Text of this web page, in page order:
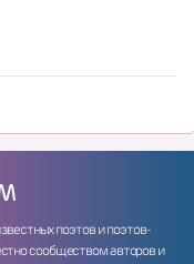
поэтов и поэтов-
сообществом авторов и